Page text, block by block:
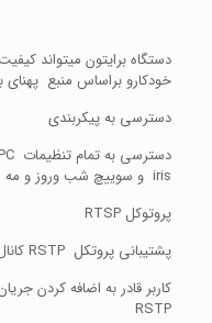
خودکارو براساس منبع پهنای
دسترسی به پیکربندی
iris و سوییچ شب وروز و مه زدایی و ….
پروتوکل RTSP
پشتیبانی پروتکل RSTP کانال IP
RSTP